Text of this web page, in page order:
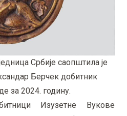
Србије саопштила је
Берчек добитник
за 2024. годину.
Изузетне Вукове